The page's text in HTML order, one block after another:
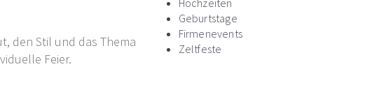
den Stil und das Thema
Feier.
Hochzeiten
Geburtstage
Firmenevents
Zeltfeste